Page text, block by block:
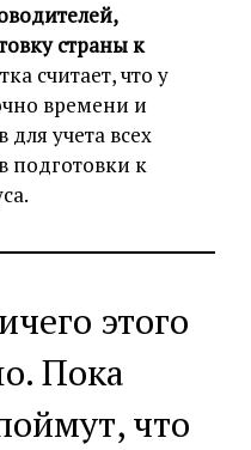
страны к
считает, что у
времени и
учета всех
подготовки к
этого
Пока
что